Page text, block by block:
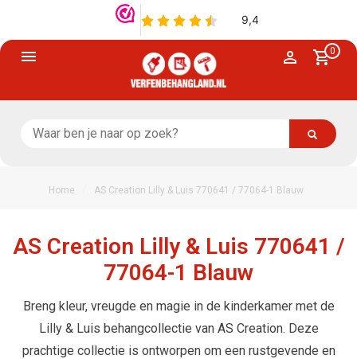
0
Home AS Creation Lilly & Luis 770641 / 77064-1 Blauw
AS Creation Lilly & Luis 770641 /
77064-1 Blauw
Breng kleur, vreugde en magie in de kinderkamer met de
Lilly & Luis behangcollectie van AS Creation. Deze
prachtige collectie is ontworpen om een rustgevende en